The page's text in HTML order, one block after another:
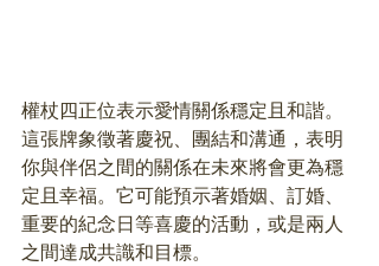
權杖四正位表示愛情關係穩定且和諧。
這張牌象徵著慶祝、團結和溝通，表明
你與伴侶之間的關係在未來將會更為穩
定且幸福。它可能預示著婚姻、訂婚、
重要的紀念日等喜慶的活動，或是兩人
之間達成共識和目標。